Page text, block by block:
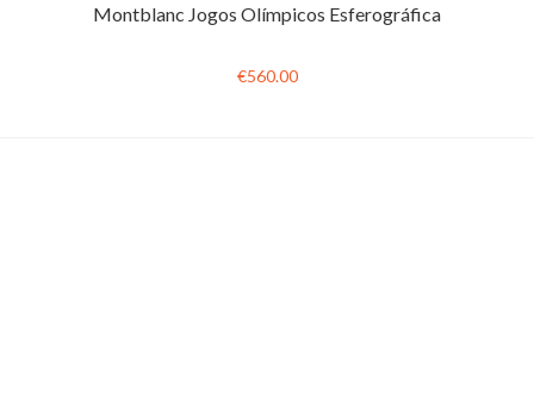
Montblanc Jogos Olímpicos Esferográfica
€560.00